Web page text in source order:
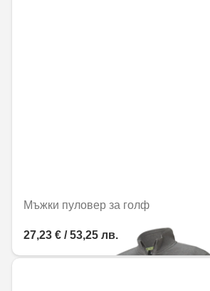
Мъжки пуловер за голф
27,23 € / 53,25 лв.